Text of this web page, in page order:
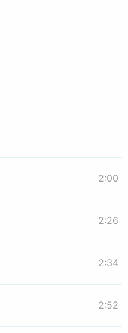
2:00
2:26
2:34
2:52